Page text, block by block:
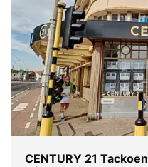
CENTURY 21 Tackoen